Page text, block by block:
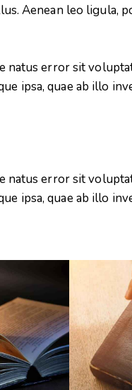
Aenean leo ligula,
natus error sit
ipsa, quae ab illo
natus error sit
ipsa, quae ab illo